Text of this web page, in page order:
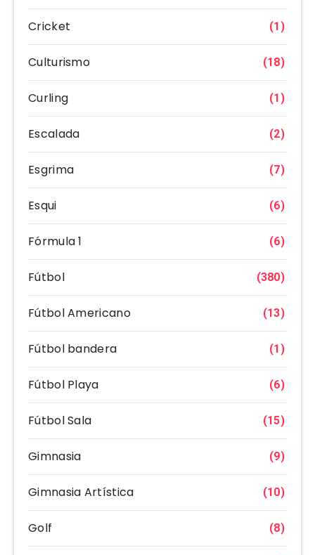
Cricket (1)
Culturismo (18)
Curling (1)
Escalada (2)
Esgrima (7)
Esqui (6)
Fórmula 1 (6)
Fútbol (380)
Fútbol Americano (13)
Fútbol bandera (1)
Fútbol Playa (6)
Fútbol Sala (15)
Gimnasia (9)
Gimnasia Artística (10)
Golf (8)